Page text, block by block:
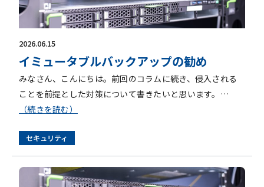
2026.06.15
イミュータブルバックアップの勧め
みなさん、こんにちは。前回のコラムに続き、侵入される
ことを前提とした対策について書きたいと思います。…
（続きを読む）
セキュリティ